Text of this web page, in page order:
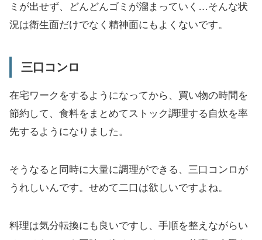
ミが出せず、どんどんゴミが溜まっていく…そんな状
況は衛生面だけでなく精神面にもよくないです。
三口コンロ
在宅ワークをするようになってから、買い物の時間を
節約して、食料をまとめてストック調理する自炊を率
先するようになりました。
そうなると同時に大量に調理ができる、三口コンロが
うれしいんです。せめて二口は欲しいですよね。
料理は気分転換にも良いですし、手順を整えながらい